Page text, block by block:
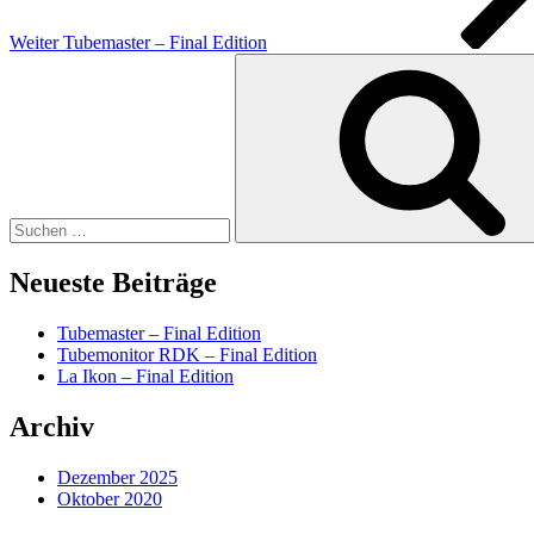
Weiter Tubemaster – Final Edition
Neueste Beiträge
Tubemaster – Final Edition
Tubemonitor RDK – Final Edition
La Ikon – Final Edition
Archiv
Dezember 2025
Oktober 2020